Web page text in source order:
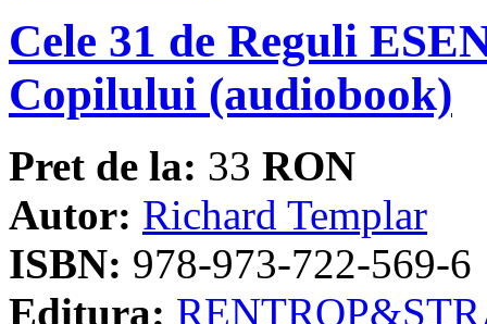
Cele 31 de Reguli
Copilului (audiobook)
Pret de la: 33 RON
Autor: Richard Templar
ISBN: 978-973-722-569-6
Editura: